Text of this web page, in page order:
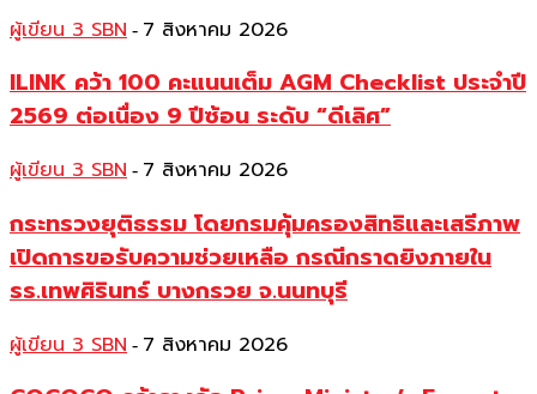
ผู้เขียน 3 SBN - 7 สิงหาคม 2026
ILINK คว้า 100 คะแนนเต็ม AGM Checklist ประจำปี
2569 ต่อเนื่อง 9 ปีซ้อน ระดับ “ดีเลิศ”
ผู้เขียน 3 SBN - 7 สิงหาคม 2026
กระทรวงยุติธรรม โดยกรมคุ้มครองสิทธิและเสรีภาพ
เปิดการขอรับความช่วยเหลือ กรณีกราดยิงภายใน
รร.เทพศิรินทร์ บางกรวย จ.นนทบุรี
ผู้เขียน 3 SBN - 7 สิงหาคม 2026